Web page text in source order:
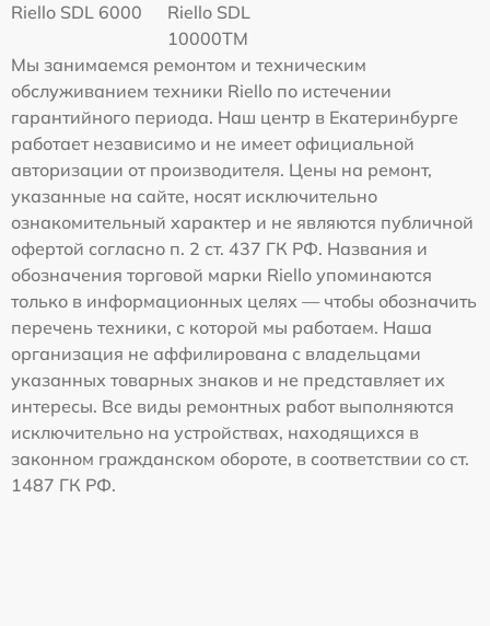
Riello SDL 6000
Riello SDL
10000TM
Мы занимаемся ремонтом и техническим
обслуживанием техники Riello по истечении
гарантийного периода. Наш центр в Екатеринбурге
работает независимо и не имеет официальной
авторизации от производителя. Цены на ремонт,
указанные на сайте, носят исключительно
ознакомительный характер и не являются публичной
офертой согласно п. 2 ст. 437 ГК РФ. Названия и
обозначения торговой марки Riello упоминаются
только в информационных целях — чтобы обозначить
перечень техники, с которой мы работаем. Наша
организация не аффилирована с владельцами
указанных товарных знаков и не представляет их
интересы. Все виды ремонтных работ выполняются
исключительно на устройствах, находящихся в
законном гражданском обороте, в соответствии со ст.
1487 ГК РФ.